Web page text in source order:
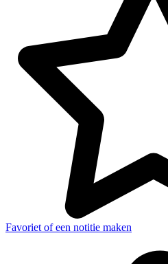
Favoriet of een notitie maken